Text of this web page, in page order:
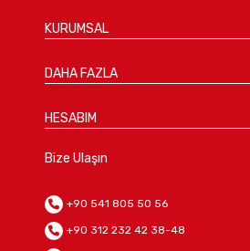
KURUMSAL
DAHA FAZLA
HESABIM
Bize Ulaşın
+90 541 805 50 56
+90 312 232 42 38-48